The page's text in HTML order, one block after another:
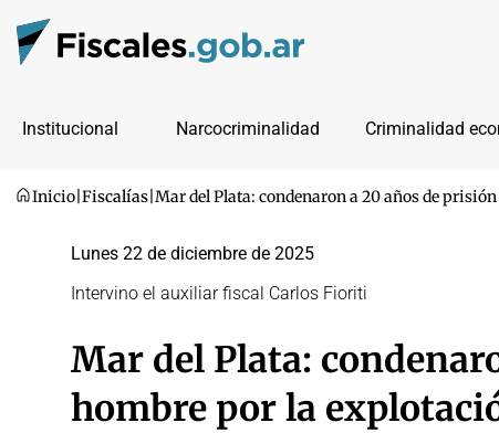
Institucional Narcocriminalidad Criminalidad
Inicio Fiscalías Mar del Plata: condenaron a 20 años de
Lunes 22 de diciembre de 2025
Intervino el auxiliar fiscal Carlos Fioriti
Mar del Plata:
hombre por la